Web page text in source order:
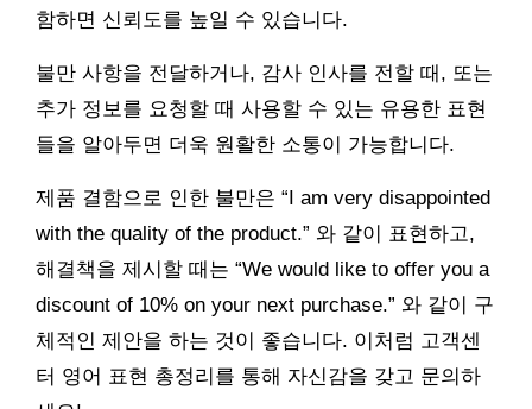
함하면 신뢰도를 높일 수 있습니다.
불만 사항을 전달하거나, 감사 인사를 전할 때, 또는
추가 정보를 요청할 때 사용할 수 있는 유용한 표현
들을 알아두면 더욱 원활한 소통이 가능합니다.
제품 결함으로 인한 불만은 “I am very disappointed
with the quality of the product.” 와 같이 표현하고,
해결책을 제시할 때는 “We would like to offer you a
discount of 10% on your next purchase.” 와 같이 구
체적인 제안을 하는 것이 좋습니다. 이처럼 고객센
터 영어 표현 총정리를 통해 자신감을 갖고 문의하